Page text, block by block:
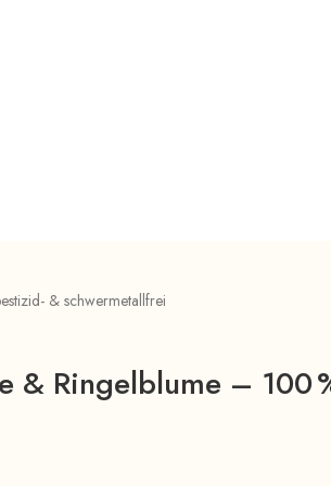
& schwermetallfrei
& Ringelblume – 100